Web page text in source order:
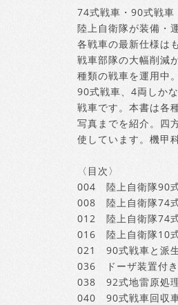
74式戦車・90式戦
陸上自衛隊が装備・
各戦車の最新仕様は
戦車部隊の大幅削減
種類の戦車を運用中
90式戦車、4両しか
戦車です。本書は各
写真までを紹介。四
使しています。機甲
〈目次〉
004 陸上自衛隊90
008 陸上自衛隊74
012 陸上自衛隊74式
016 陸上自衛隊10
021 90式戦車と派
036 ドーザ装置付
038 92式地雷原処
040 90式戦車回収